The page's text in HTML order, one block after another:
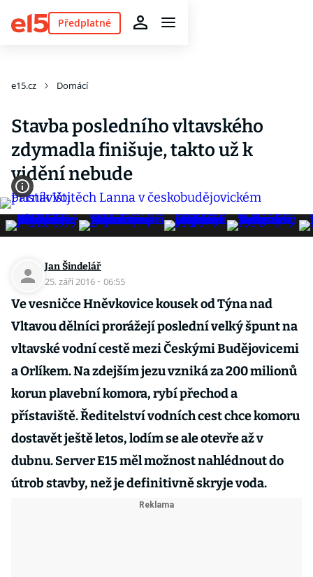
Předplatné
e15.cz Domácí
Stavba posledního vltavského
zdymadla finišuje, takto už k
vidění nebude
Jan Šindelář
25. září 2016 · 06:55
Ve vesničce Hněvkovice kousek od Týna nad
Vltavou dělníci prorážejí poslední velký špunt na
vltavské vodní cestě mezi Českými Budějovicemi
a Orlíkem. Na zdejším jezu vzniká za 200 milionů
korun plavební komora, rybí přechod a
přístaviště. Ředitelství vodních cest chce komoru
dostavět ještě letos, lodím se ale otevře až v
dubnu. Server E15 měl možnost nahlédnout do
útrob stavby, než je definitivně skryje voda.